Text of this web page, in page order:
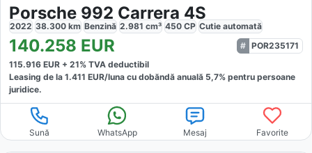
Porsche 992 Carrera 4S
2022 38.300 km Benzină 2.981 cm³ 450 CP Cutie automată
140.258 EUR
POR235171
115.916 EUR + 21% TVA deductibil
Leasing de la 1.411 EUR/luna cu dobăndă anuală 5,7% pentru persoane
juridice.
Sună WhatsApp Mesaj Favorite